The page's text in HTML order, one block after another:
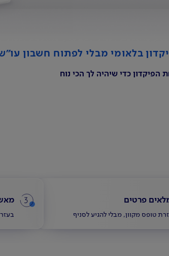
בלאומי מבלי לפתוח חשבון
הפיקדון כדי שיהיה לך הכי נוח
פרטים
טופס מקוון, מבלי להגיע לסניף
3